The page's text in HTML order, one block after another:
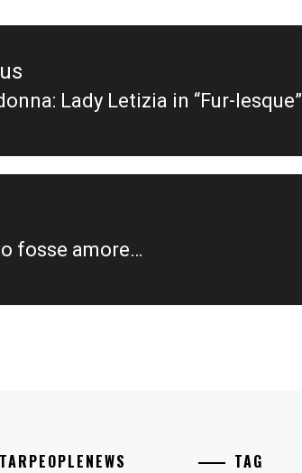
Lady Letizia in “Fur-lesque”
fosse amore…
TAG